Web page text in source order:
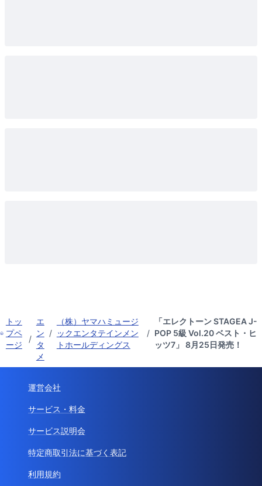
トッ
プペ
ージ
/
エ
ン
タ
メ
/
（株）ヤマハミュージ
ックエンタテインメン
トホールディングス
/
「エレクトーン STAGEA J-
POP 5級 Vol.20 ベスト・ヒ
ッツ7」 8月25日発売！
運営会社
サービス・料金
サービス説明会
特定商取引法に基づく表記
利用規約